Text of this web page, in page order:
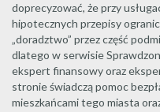
doprecyzować, że przy
hipotecznych przepisy
„doradztwo” przez część
dlatego w serwisie
ekspert finansowy oraz
stronie świadczą pomoc
mieszkańcami tego miasta